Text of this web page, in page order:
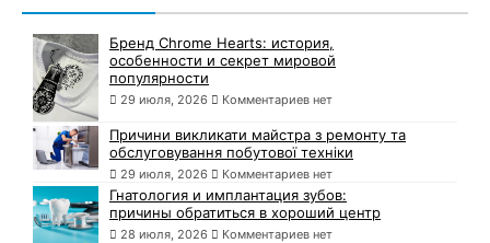
Бренд Chrome Hearts: история,
особенности и секрет мировой
популярности
29 июля, 2026 Комментариев нет
Причини викликати майстра з ремонту та
обслуговування побутової техніки
29 июля, 2026 Комментариев нет
Гнатология и имплантация зубов:
причины обратиться в хороший центр
28 июля, 2026 Комментариев нет